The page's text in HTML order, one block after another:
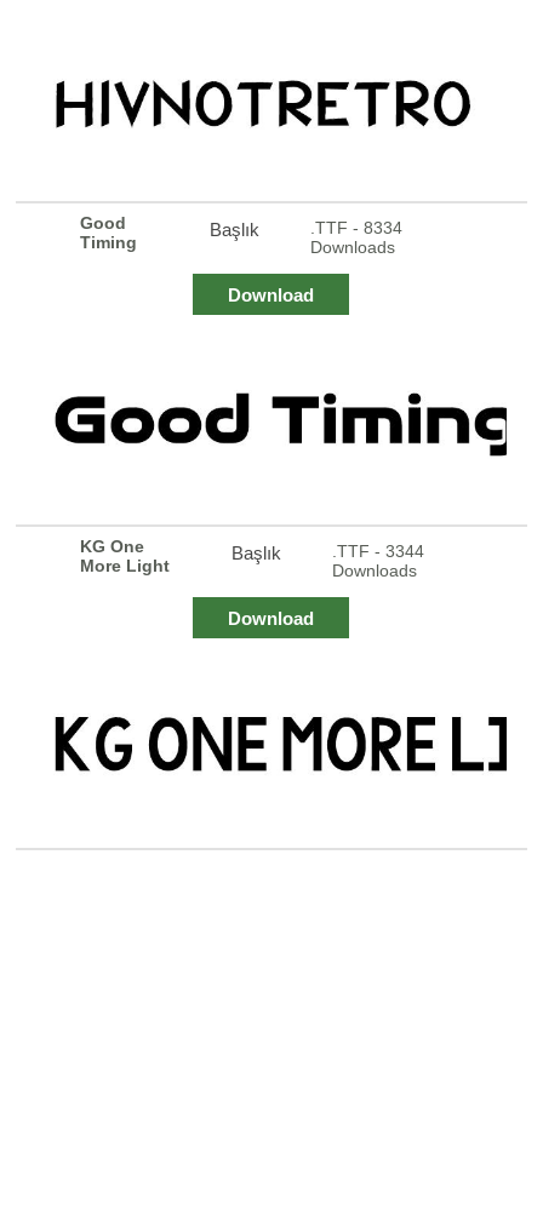
Good
Timing
Başlık
.TTF - 8334
Downloads
Download
KG One
More Light
Başlık
.TTF - 3344
Downloads
Download